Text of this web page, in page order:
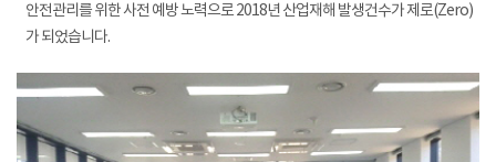
안전관리를 위한 사전 예방 노력으로 2018년 산업재해 발생건수가 제로(Zero)
가 되었습니다.